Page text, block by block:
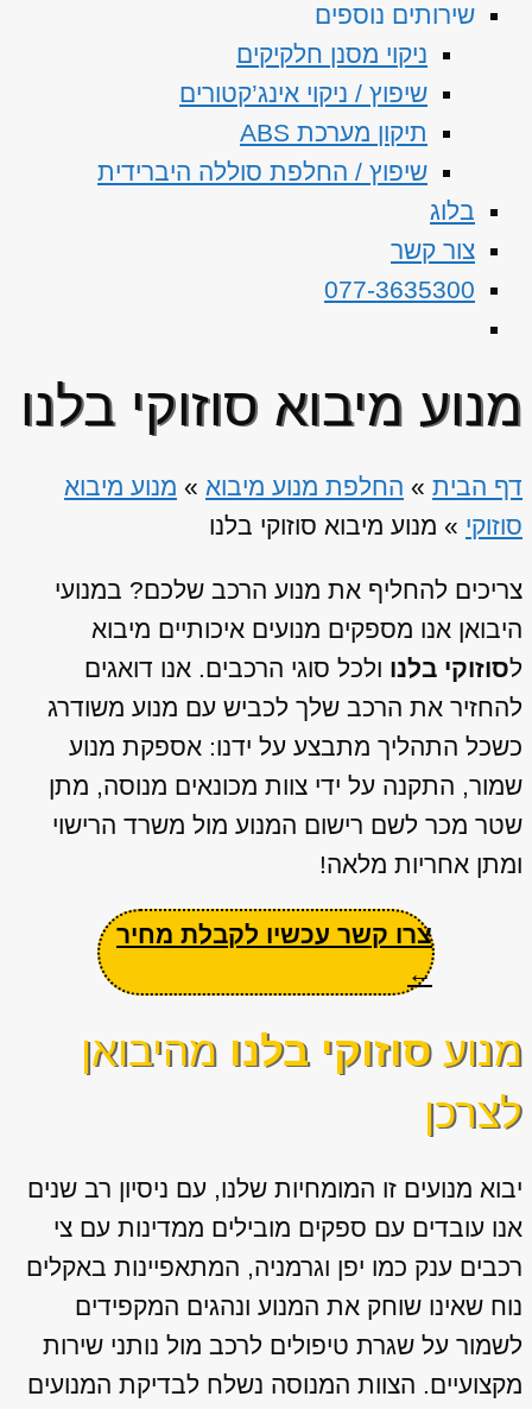
שירותים נוספים
ניקוי מסנן חלקיקים
שיפוץ / ניקוי אינג’קטורים
תיקון מערכת ABS
שיפוץ / החלפת סוללה היברידית
בלוג
צור קשר
077-3635300
מנוע מיבוא סוזוקי בלנו
דף הבית » החלפת מנוע מיבוא » מנוע מיבוא
סוזוקי » מנוע מיבוא סוזוקי בלנו
צריכים להחליף את מנוע הרכב שלכם? במנועי
היבואן אנו מספקים מנועים איכותיים מיבוא
לסוזוקי בלנו ולכל סוגי הרכבים. אנו דואגים
להחזיר את הרכב שלך לכביש עם מנוע משודרג
כשכל התהליך מתבצע על ידנו: אספקת מנוע
שמור, התקנה על ידי צוות מכונאים מנוסה, מתן
שטר מכר לשם רישום המנוע מול משרד הרישוי
ומתן אחריות מלאה!
צרו קשר עכשיו לקבלת מחיר
←
מנועסוזוקי בלנו מהיבואן
לצרכן
יבוא מנועים זו המומחיות שלנו, עם ניסיון רב שנים
אנו עובדים עם ספקים מובילים ממדינות עם צי
רכבים ענק כמו יפן וגרמניה, המתאפיינות באקלים
נוח שאינו שוחק את המנוע ונהגים המקפידים
לשמור על שגרת טיפולים לרכב מול נותני שירות
מקצועיים. הצוות המנוסה נשלח לבדיקת המנועים